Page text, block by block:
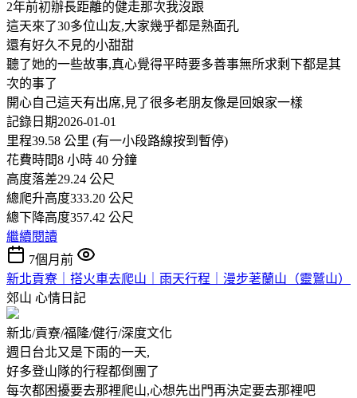
2年前初辦長距離的健走那次我沒跟
這天來了30多位山友,大家幾乎都是熟面孔
還有好久不見的小甜甜
聽了她的一些故事,真心覺得平時要多善事無所求剩下都是其
次的事了
開心自己這天有出席,見了很多老朋友像是回娘家一樣
記錄日期2026-01-01
里程39.58 公里 (有一小段路線按到暫停)
花費時間8 小時 40 分鐘
高度落差29.24 公尺
總爬升高度333.20 公尺
總下降高度357.42 公尺
繼續閱讀
7個月前
新北貢寮｜搭火車去爬山｜雨天行程｜漫步荖蘭山（靈鷲山）
郊山 心情日記
新北/貢寮/福隆/健行/深度文化
週日台北又是下雨的一天,
好多登山隊的行程都倒團了
每次都困擾要去那裡爬山,心想先出門再決定要去那裡吧